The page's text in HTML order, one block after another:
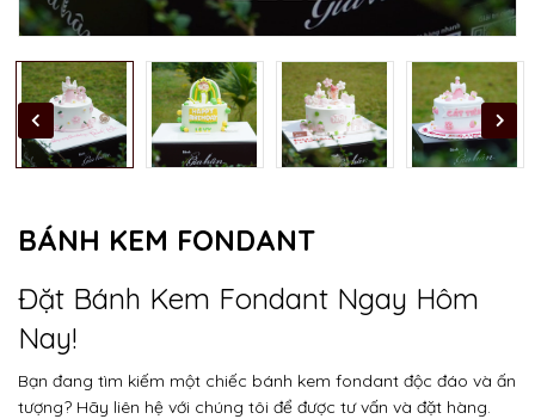
BÁNH KEM FONDANT
Đặt Bánh Kem Fondant Ngay Hôm
Nay!
Bạn đang tìm kiếm một chiếc bánh kem fondant độc đáo và ấn
tượng? Hãy liên hệ với chúng tôi để được tư vấn và đặt hàng.